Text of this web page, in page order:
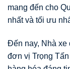
mang đến cho
nhất và tối ưu
Đến nay, Nhà xe
đơn vị Trọng